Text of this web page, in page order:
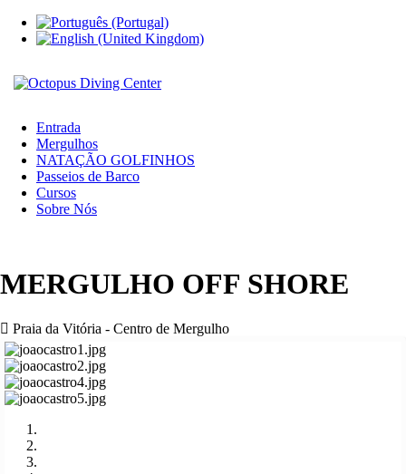
Entrada
Mergulhos
NATAÇÃO GOLFINHOS
Passeios de Barco
Cursos
Sobre Nós
MERGULHO OFF SHORE
Praia da Vitória - Centro de Mergulho